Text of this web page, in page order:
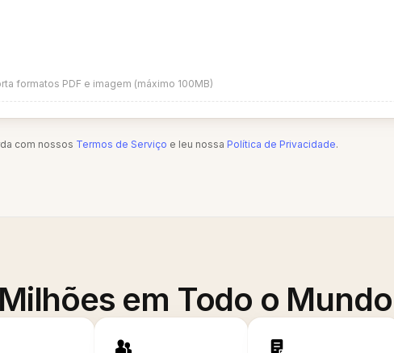
formatos PDF e imagem (máximo 100MB)
com nossos Termos de Serviço e leu nossa Política de Privacidade.
em Todo o Mundo